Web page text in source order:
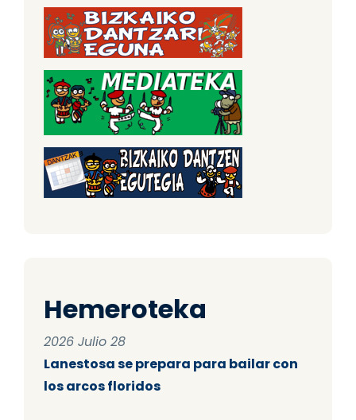
Hemeroteka
2026 Julio 28
Lanestosa se prepara para bailar con
los arcos floridos